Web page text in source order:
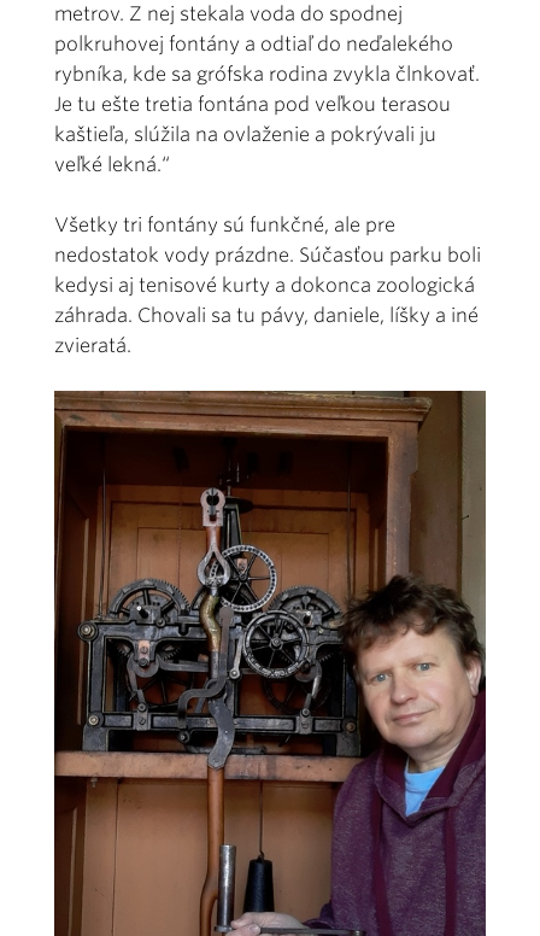
metrov. Z nej stekala voda do spodnej
polkruhovej fontány a odtiaľ do neďalekého
rybníka, kde sa grófska rodina zvykla člnkovať.
Je tu ešte tretia fontána pod veľkou terasou
kaštieľa, slúžila na ovlaženie a pokrývali ju
veľké lekná.“
Všetky tri fontány sú funkčné, ale pre
nedostatok vody prázdne. Súčasťou parku boli
kedysi aj tenisové kurty a dokonca zoologická
záhrada. Chovali sa tu pávy, daniele, líšky a iné
zvieratá.